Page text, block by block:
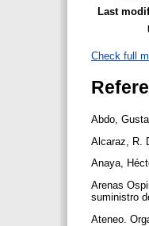
Last
Check full
Abdo,
Alcaraz, R.
Anaya,
Arenas
suministro
Ateneo.